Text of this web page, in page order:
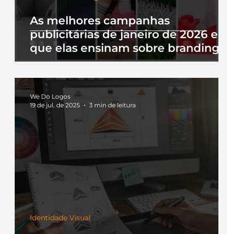
As melhores campanhas
publicitárias de janeiro de 2026 e
que elas ensinam sobre branding
Identidade Visual
We Do Logos
19 de jul. de 2025
3 min de leitura